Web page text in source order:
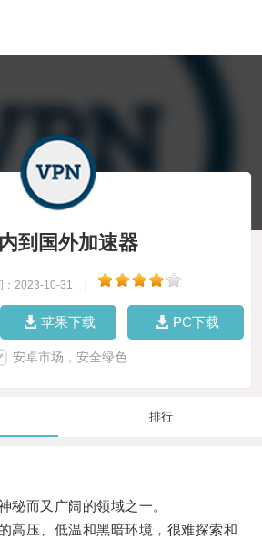
到国外加速器
：2023-10-31
苹果下载 PC下载
安卓市场，安全绿色
排行
而又广阔的领域之一。
压、低温和黑暗环境，很难探索和